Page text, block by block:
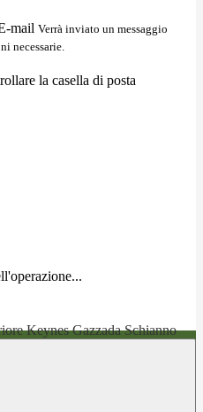
mail Verrà inviato un messaggio
necessarie.
la casella di posta